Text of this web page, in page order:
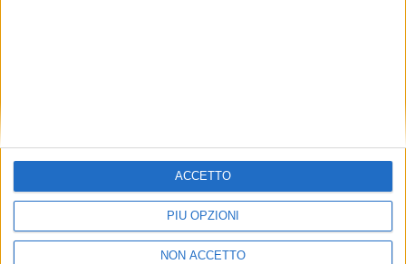
PIÙ OPZIONI
NON ACCETTO
ACCETTO